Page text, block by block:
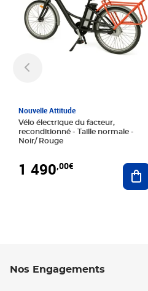
Nouvelle Attitude
Vélo électrique du facteur,
reconditionné - Taille normale -
Noir/ Rouge
1 490,00€
Nos Engagements